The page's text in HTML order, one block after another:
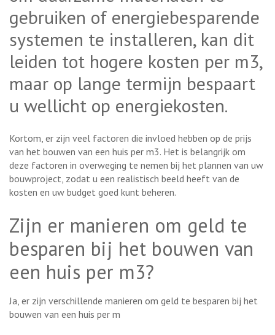
gebruiken of energiebesparende
systemen te installeren, kan dit
leiden tot hogere kosten per m3,
maar op lange termijn bespaart
u wellicht op energiekosten.
Kortom, er zijn veel factoren die invloed hebben op de prijs
van het bouwen van een huis per m3. Het is belangrijk om
deze factoren in overweging te nemen bij het plannen van uw
bouwproject, zodat u een realistisch beeld heeft van de
kosten en uw budget goed kunt beheren.
Zijn er manieren om geld te
besparen bij het bouwen van
een huis per m3?
Ja, er zijn verschillende manieren om geld te besparen bij het
bouwen van een huis per m